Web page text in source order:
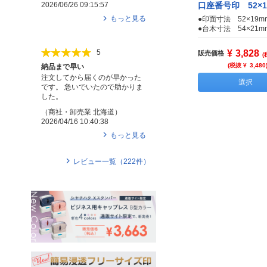
2026/06/26 09:15:57
もっと見る
5
納品まで早い
注文してから届くのが早かった
です。 急いでいたので助かりま
した。
（商社・卸売業 北海道 ）
2026/04/16 10:40:38
もっと見る
レビュー一覧（222件）
口座番号印
●印面寸法
●台木寸法
販売価格 ¥ 3,828 (
(税抜 ¥ 3,480)
選択